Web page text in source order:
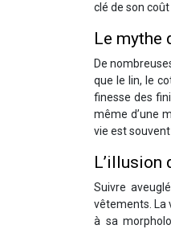
clé de son coût
Le mythe
De
que le lin, le
finesse des
même d’une
vie est
L’illusion
Suivre
vêtements. La
à sa